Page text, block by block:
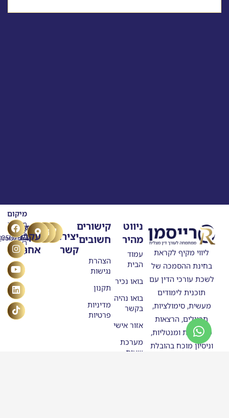
ליווי מקיף לקראת
בחינת ההסמכה של
לשכת עורכי הדין עם
תוכנית לימודים
מעשית, סימולציות,
תרגולים, הרצאות
מקצועיות ומנטליות,
וניסיון מוכח בהובלת
ניווט
מהיר
עמוד
הבית
בואו נכיר
בואו נהיה
בקשר
אזור אישי
מערכת
שעות
קישורים
חשובים
הצהרת
נגישות
תקנון
מדיניות
פרטיות
יצירת
קשר
טלפון
0507875558
דוא"ל
ask@raisman.ac
מיקום
מרילנד
5
ראשון
לציון
עקבו
אחרינו
F
a
c
e
o
o
I
n
s
t
g
m
Y
o
u
t
b
e
L
i
n
k
d
T
i
k
t